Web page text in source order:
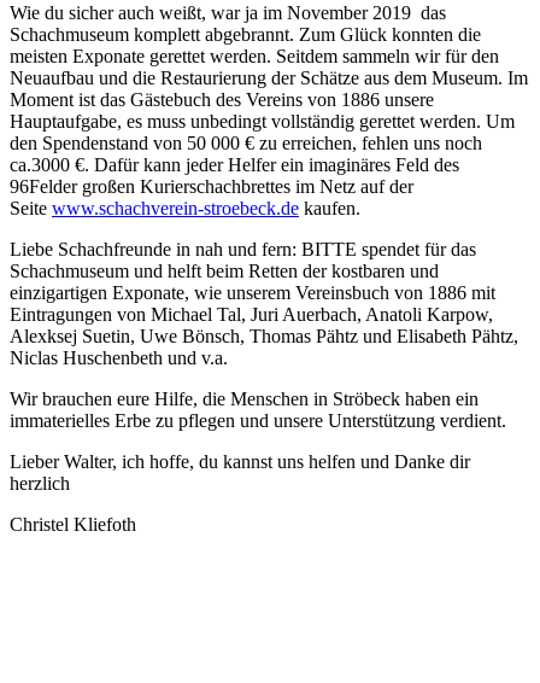
Wie du sicher auch weißt, war ja im November 2019 das
Schachmuseum komplett abgebrannt. Zum Glück konnten die
meisten Exponate gerettet werden. Seitdem sammeln wir für den
Neuaufbau und die Restaurierung der Schätze aus dem Museum. Im
Moment ist das Gästebuch des Vereins von 1886 unsere
Hauptaufgabe, es muss unbedingt vollständig gerettet werden. Um
den Spendenstand von 50 000 € zu erreichen, fehlen uns noch
ca.3000 €. Dafür kann jeder Helfer ein imaginäres Feld des
96Felder großen Kurierschachbrettes im Netz auf der
Seite www.schachverein-stroebeck.de kaufen.
Liebe Schachfreunde in nah und fern: BITTE spendet für das
Schachmuseum und helft beim Retten der kostbaren und
einzigartigen Exponate, wie unserem Vereinsbuch von 1886 mit
Eintragungen von Michael Tal, Juri Auerbach, Anatoli Karpow,
Alexksej Suetin, Uwe Bönsch, Thomas Pähtz und Elisabeth Pähtz,
Niclas Huschenbeth und v.a.
Wir brauchen eure Hilfe, die Menschen in Ströbeck haben ein
immaterielles Erbe zu pflegen und unsere Unterstützung verdient.
Lieber Walter, ich hoffe, du kannst uns helfen und Danke dir
herzlich
Christel Kliefoth